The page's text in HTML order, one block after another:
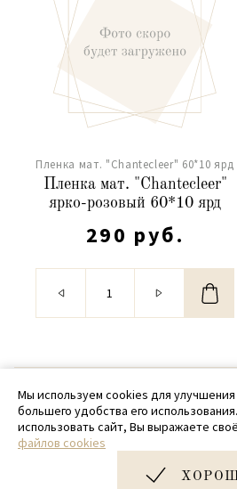
Пленка мат. "Chantecleer" 60*10 ярд
Пленка мат. "Chantecleer"
ярко-розовый 60*10 ярд
290 руб.
© 2020 - 2026
+ 7 (918) 699-
Мы используем cookies для
большего удобства его
использовать сайт, Вы выражаете своё
файлов cookies